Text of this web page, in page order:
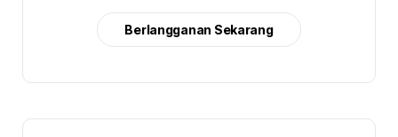
Berlangganan Sekarang